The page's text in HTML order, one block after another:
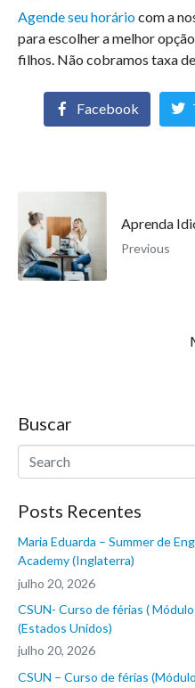
Agende seu horáriocom a
para escolher a melhor
filhos. Não cobramos taxa
Facebook
Aprenda
Previous
Buscar
Posts Recentes
Maria Eduarda – Summer de
Academy (Inglaterra)
julho 20, 2026
CSUN- Curso de férias (
(Estados Unidos)
julho 20, 2026
CSUN – Curso de férias